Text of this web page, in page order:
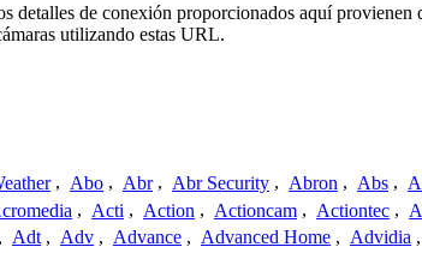
de conexión proporcionados aquí provienen
utilizando estas URL.
, Abo , Abr , Abr Security , Abron , Abs ,
, Acti , Action , Actioncam , Actiontec ,
, Adt , Adv , Advance , Advanced Home , Advidia ,